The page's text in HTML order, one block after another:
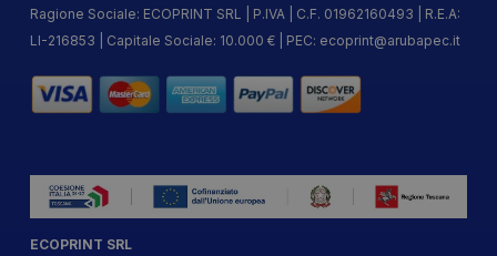
Ragione Sociale: ECOPRINT SRL | P.IVA | C.F. 01962160493 | R.E.A:
LI-216853 | Capitale Sociale: 10.000 € | PEC: ecoprint@arubapec.it
ECOPRINT SRL